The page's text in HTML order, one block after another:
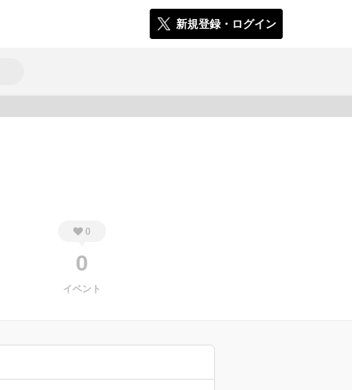
新規登録・ログイン
0
0
イベント